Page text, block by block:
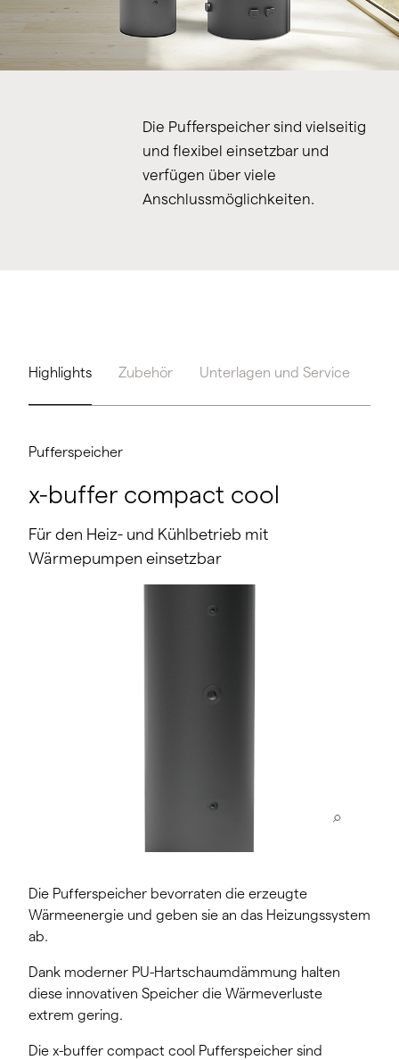
Die Pufferspeicher sind vielseitig
und flexibel einsetzbar und
verfügen über viele
Anschlussmöglichkeiten.
Highlights Zubehör Unterlagen und Service
Pufferspeicher
x-buffer compact cool
Für den Heiz- und Kühlbetrieb mit
Wärmepumpen einsetzbar
Die Pufferspeicher bevorraten die erzeugte
Wärmeenergie und geben sie an das Heizungssystem
ab.
Dank moderner PU-Hartschaumdämmung halten
diese innovativen Speicher die Wärmeverluste
extrem gering.
Die x-buffer compact cool Pufferspeicher sind